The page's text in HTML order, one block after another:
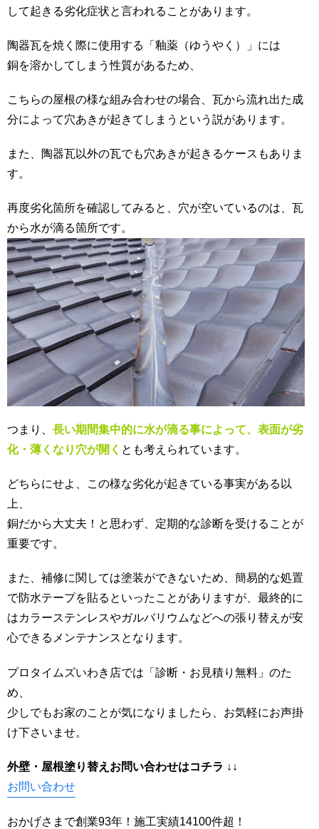
して起きる劣化症状と言われることがあります。
陶器瓦を焼く際に使用する「釉薬（ゆうやく）」には
銅を溶かしてしまう性質があるため、
こちらの屋根の様な組み合わせの場合、瓦から流れ出た成
分によって穴あきが起きてしまうという説があります。
また、陶器瓦以外の瓦でも穴あきが起きるケースもありま
す。
再度劣化箇所を確認してみると、穴が空いているのは、瓦
から水が滴る箇所です。
つまり、 長い期間集中的に水が滴る事によって、表面が劣
化・薄くなり穴が開く とも考えられています。
どちらにせよ、この様な劣化が起きている事実がある以
上、
銅だから大丈夫！と思わず、定期的な診断を受けることが
重要です。
また、補修に関しては塗装ができないため、簡易的な処置
で防水テープを貼るといったことがありますが、最終的に
はカラーステンレスやガルバリウムなどへの張り替えが安
心できるメンテナンスとなります。
プロタイムズいわき店では「診断・お見積り無料」のた
め、
少しでもお家のことが気になりましたら、お気軽にお声掛
け下さいませ。
外壁・屋根塗り替えお問い合わせはコチラ ↓↓
お問い合わせ
おかげさまで創業93年！施工実績14100件超！